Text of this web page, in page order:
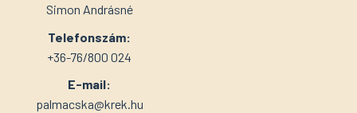
Simon Andrásné
Telefonszám:
+36-76/800 024
E-mail:
palmacska@krek.hu